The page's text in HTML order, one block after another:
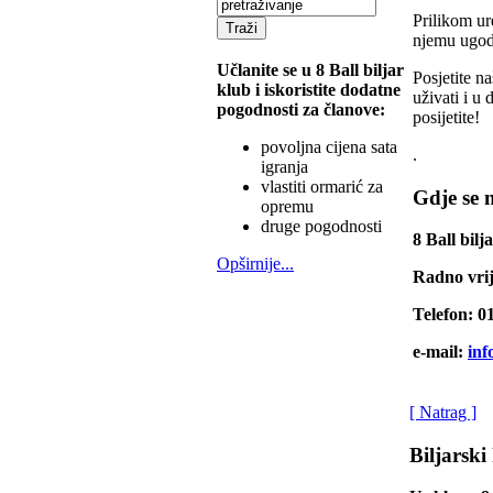
Učlanite se u 8 Ball biljar
klub i iskoristite dodatne
pogodnosti za članove:
povoljna cijena sata
igranja
vlastiti ormarić za
opremu
druge pogodnosti
Opširnije...
Prilikom
njemu
Posjetite
uživati i u
posijetite!
.
Gdje se
8 Ball
Radno
Telefon:
e-mail:
[ Natrag ]
Biljarski